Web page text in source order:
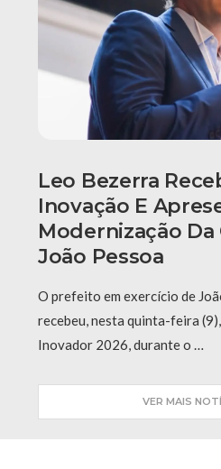
Leo Bezerra
Inovação E
Modernização Da
João Pessoa
O prefeito em exercício de
recebeu, nesta quinta-feira
Inovador 2026, durante o …
VER MAIS